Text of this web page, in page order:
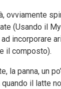
ovviamente
(Usando il
incorporare
il composto).
la panna, un
il latte